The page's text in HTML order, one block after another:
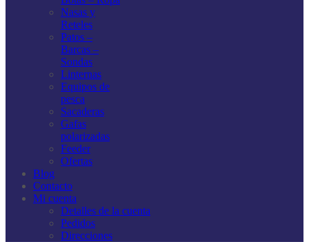
Nasas y
Reteles
Patos –
Barcas –
Sondas
Linternas
Equipos de
pesca
Sacaderas
Gafas
polarizadas
Feeder
Ofertas
Blog
Contacto
Mi cuenta
Detalles de la cuenta
Pedidos
Direcciones